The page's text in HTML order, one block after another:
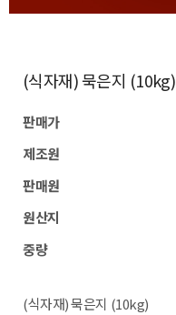
(식자재) 묵은지 (10kg)
판매가
제조원
판매원
원산지
중량
(식자재) 묵은지 (10kg)